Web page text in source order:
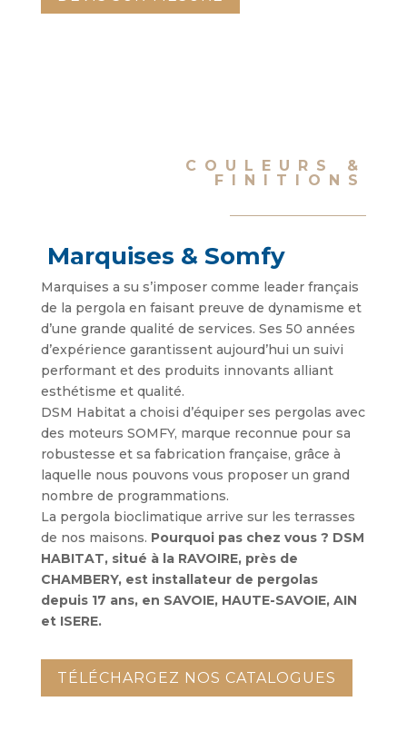
COULEURS &
FINITIONS
Marquises & Somfy
Marquises a su s’imposer comme leader français
de la pergola en faisant preuve de dynamisme et
d’une grande qualité de services. Ses 50 années
d’expérience garantissent aujourd’hui un suivi
performant et des produits innovants alliant
esthétisme et qualité.
DSM Habitat a choisi d’équiper ses pergolas avec
des moteurs SOMFY, marque reconnue pour sa
robustesse et sa fabrication française, grâce à
laquelle nous pouvons vous proposer un grand
nombre de programmations.
La pergola bioclimatique arrive sur les terrasses
de nos maisons. Pourquoi pas chez vous ? DSM
HABITAT, situé à la RAVOIRE, près de
CHAMBERY, est installateur de pergolas
depuis 17 ans, en SAVOIE, HAUTE-SAVOIE, AIN
et ISERE.
TÉLÉCHARGEZ NOS CATALOGUES